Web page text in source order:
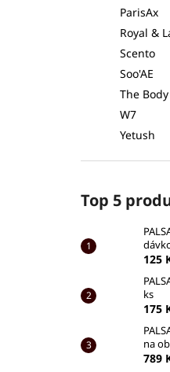
ParisAx
Royal &
Scento
Soo'AE
The
W7
Yetush
Top 5
125
ks
175
na
789